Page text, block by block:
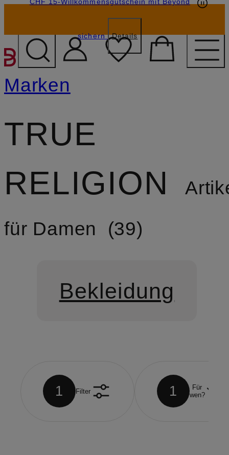
ZUM HAUPTINHALT
sichern Details
Marken
TRUE
RELIGION
für Damen
39
Bekleidung
1 Filter 1
Für
wen?